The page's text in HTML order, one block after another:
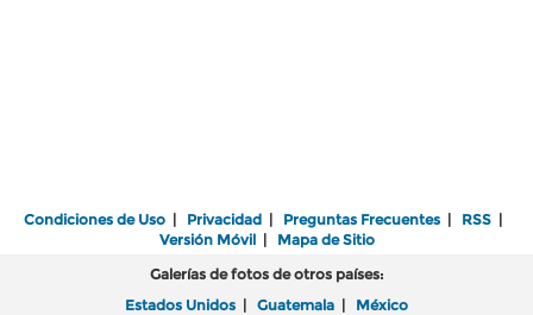
Condiciones de Uso | Privacidad | Preguntas Frecuentes | RSS |
Versión Móvil| Mapa de Sitio
Galerías de fotos de otros países:
Estados Unidos | Guatemala | México